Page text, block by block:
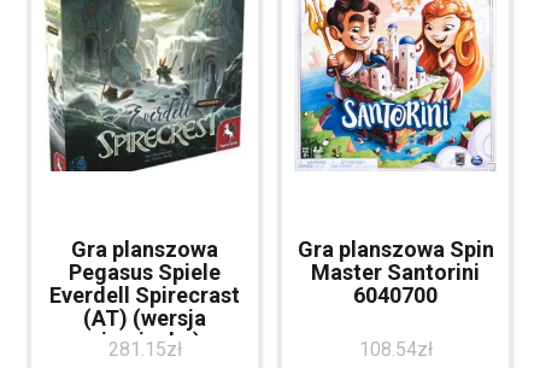
Gra planszowa
Pegasus Spiele
Everdell Spirecrast
(AT) (wersja
niemiecka)
281.15zł
Gra planszowa Spin
Master Santorini
6040700
108.54zł